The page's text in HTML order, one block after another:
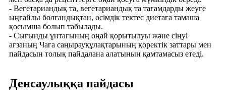
- Вегетариандық та, вегетариандық та тағамдарды жеуге
ыңғайлы болғандықтан, өсімдік тектес диетаға тамаша
қосымша болып табылады.
- Сығынды ұнтағының оңай қорытылуы және сіңуі
ағзаның Чага саңырауқұлақтарының қоректік заттары мен
пайдасын толық пайдалана алатынын қамтамасыз етеді.
Денсаулыққа пайдасы